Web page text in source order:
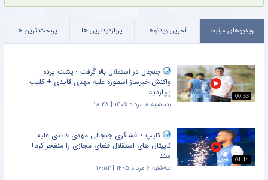
ویدیوهای مرتبط آخرین ویدئوها پربازدیدترین ها پربحث ترین ها
00:33
جنجال در استقلال بالا گرفت ؛ پشت پرده
واکنش خبرساز اسطوره علیه مهدی قایدی + کلیپ
پربازدید
پنجشنبه ۸ مرداد ۱۴۰۵ | ۱۸:۲۸
01:14
کلیپ ؛ افشاگری جنجالی مهدی قائدی علیه
کاپیتان های استقلال فضای مجازی را منفجر کرد+
سند
سه‌شنبه ۶ مرداد ۱۴۰۵ | ۱۶:۵۲